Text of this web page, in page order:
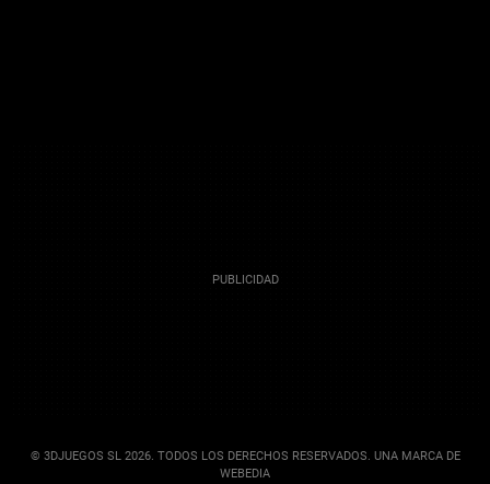
© 3DJUEGOS SL 2026. TODOS LOS DERECHOS RESERVADOS. UNA MARCA DE
WEBEDIA